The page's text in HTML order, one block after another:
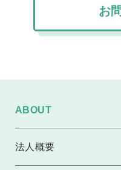
掲示してい
3の掲示事
お
ABOUT
法人概要